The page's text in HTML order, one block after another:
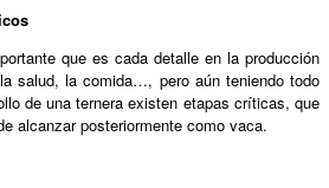
que es cada detalle en la producción
salud, la comida…, pero aún teniendo todo
de una ternera existen etapas críticas, que
alcanzar posteriormente como vaca.